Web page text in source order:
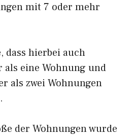
mit 7 oder mehr
dass hierbei auch
eine Wohnung und
als zwei Wohnungen
der Wohnungen wurde